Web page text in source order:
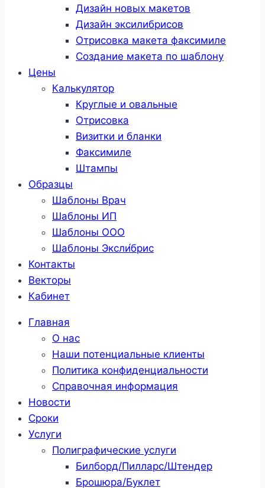
Дизайн новых макетов
Дизайн эксилибрисов
Отрисовка макета факсимиле
Создание макета по шаблону
Цены
Калькулятор
Круглые и овальные
Отрисовка
Визитки и бланки
Факсимиле
Штампы
Образцы
Шаблоны Врач
Шаблоны ИП
Шаблоны ООО
Шаблоны Эксли́брис
Контакты
Векторы
Кабинет
Главная
О нас
Наши потенциальные клиенты
Политика конфиденциальности
Справочная информация
Новости
Сроки
Услуги
Полиграфические услуги
Билборд/Пилларс/Штендер
Брошюра/Буклет